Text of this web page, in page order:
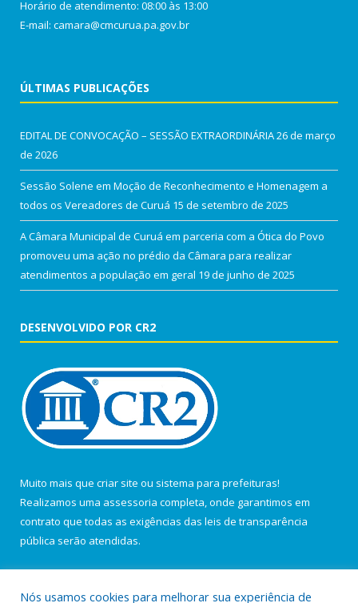
Horário de atendimento: 08:00 às 13:00
E-mail: camara@cmcurua.pa.gov.br
ÚLTIMAS PUBLICAÇÕES
EDITAL DE CONVOCAÇÃO – SESSÃO EXTRAORDINÁRIA26 de março
de 2026
Sessão Solene em Moção de Reconhecimento e Homenagem a
todos os Vereadores de Curuá 15 de setembro de 2025
A Câmara Municipal de Curuá em parceria com a Ótica do Povo
promoveu uma ação no prédio da Câmara para realizar
atendimentos a população em geral 19 de junho de 2025
DESENVOLVIDO POR CR2
Muito mais que criar site ou sistema para prefeituras!
Realizamos uma assessoria completa, onde garantimos em
contrato que todas as exigências das leis de transparência
pública serão atendidas.
Nós usamos cookies para melhorar sua experiência de